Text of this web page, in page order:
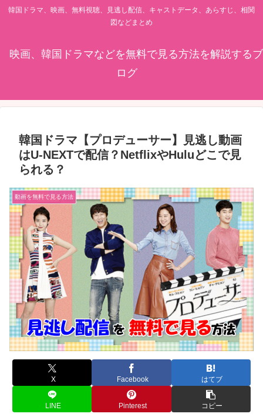
韓国ドラマ、映画、無料視聴、見逃し配信、キャストデータ、あらすじ、相関
図などまとめ
映画、韓国ドラマなどを無料で見る方法を解説するブ
ログ
韓国ドラマ【プロデューサー】見逃し動画
はU-NEXTで配信？NetflixやHuluどこで見
られる？
動画を無料で見る方法
X Facebook はてブ
LINE Pinterest コピー